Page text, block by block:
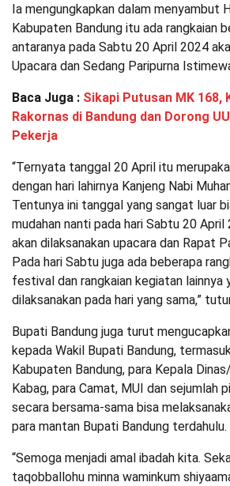
Ia mengungkapkan dalam menyambut
Kabupaten Bandung itu ada rangkaian
antaranya pada Sabtu 20 April 2024
Upacara dan Sedang Paripurna
Baca Juga : Sikapi Putusan MK 168,
Rakornas di Bandung dan Dorong
Pekerja
“Ternyata tanggal 20 April itu
dengan hari lahirnya Kanjeng Nabi
Tentunya ini tanggal yang sangat luar
mudahan nanti pada hari Sabtu 20
akan dilaksanakan upacara dan Rapat
Pada hari Sabtu juga ada beberapa
festival dan rangkaian kegiatan lainnya
dilaksanakan pada hari yang sama,”
Bupati Bandung juga turut
kepada Wakil Bupati Bandung,
Kabupaten Bandung, para Kepala
Kabag, para Camat, MUI dan sejumlah
secara bersama-sama bisa
para mantan Bupati Bandung terdahulu.
“Semoga menjadi amal ibadah kita.
taqobballohu minna waminkum